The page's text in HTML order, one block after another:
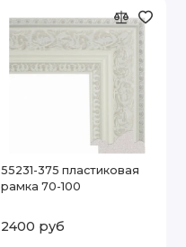
55231-375 пластиковая
рамка 70-100
2400 руб